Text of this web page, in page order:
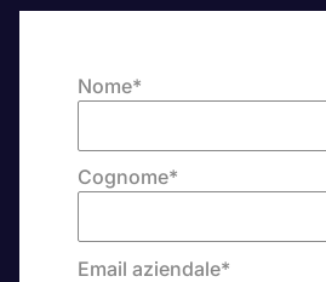
Nome*
Cognome*
Email aziendale*